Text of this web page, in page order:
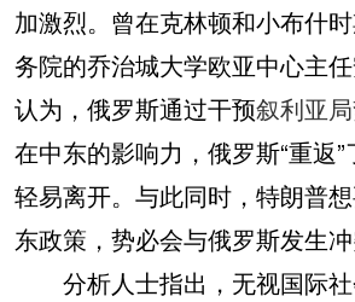
加激烈。曾在克林顿和小布什
务院的乔治城大学欧亚中心主
认为，俄罗斯通过干预叙利亚
在中东的影响力，俄罗斯“重返
轻易离开。与此同时，特朗普
东政策，势必会与俄罗斯发生冲
分析人士指出，无视国际社